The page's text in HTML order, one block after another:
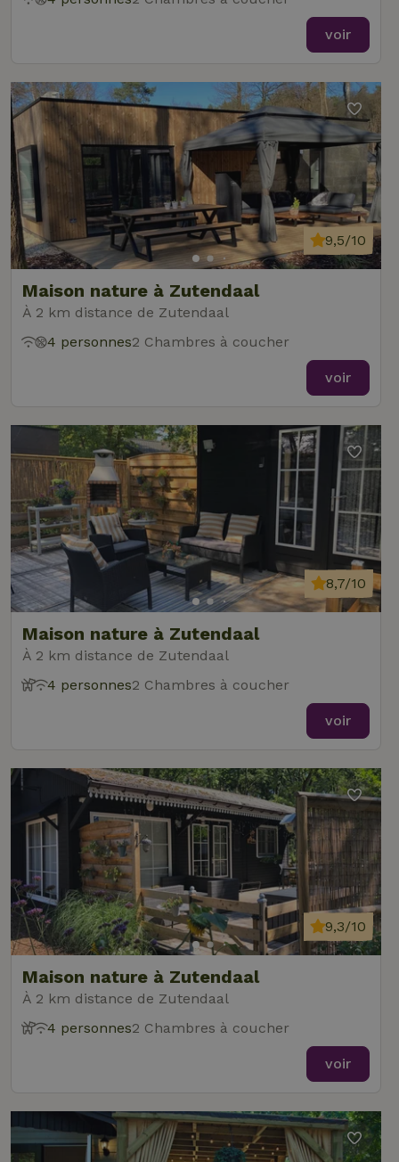
voir
Maison nature à Zutendaal
À 2 km distance de Zutendaal
9,5/10
4 personnes2 Chambres à coucher
voir
Maison nature à Zutendaal
À 2 km distance de Zutendaal
8,7/10
4 personnes2 Chambres à coucher
voir
Maison nature à Zutendaal
À 2 km distance de Zutendaal
9,3/10
4 personnes2 Chambres à coucher
voir